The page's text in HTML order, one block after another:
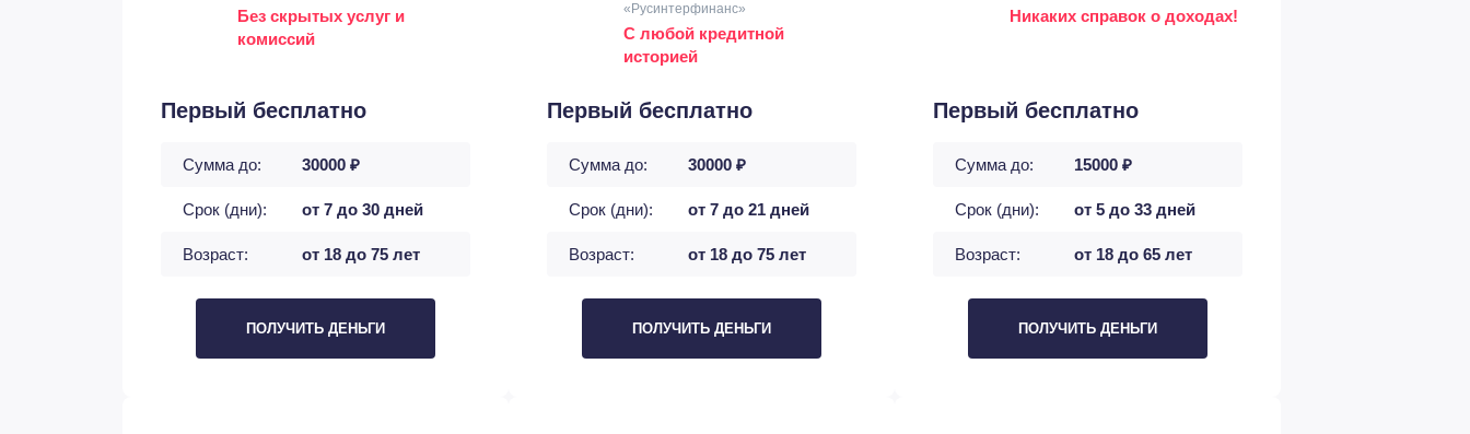
Без скрытых услуг и
комиссий
Первый бесплатно
Сумма до: 30000 ₽
Срок (дни): от 7 до 30 дней
Возраст: от 18 до 75 лет
ПОЛУЧИТЬ ДЕНЬГИ
«Русинтерфинанс»
С любой кредитной
историей
Первый бесплатно
Сумма до: 30000 ₽
Срок (дни): от 7 до 21 дней
Возраст: от 18 до 75 лет
ПОЛУЧИТЬ ДЕНЬГИ
Никаких справок о доходах!
Первый бесплатно
Сумма до: 15000 ₽
Срок (дни): от 5 до 33 дней
Возраст: от 18 до 65 лет
ПОЛУЧИТЬ ДЕНЬГИ